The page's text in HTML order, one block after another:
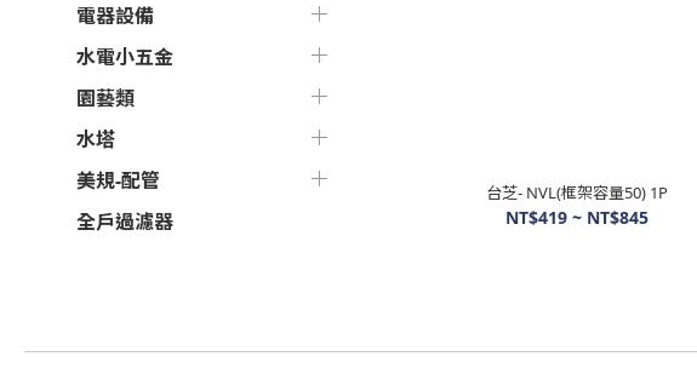
電器設備
水電小五金
園藝類
水塔
美規-配管
全戶過濾器
台芝- NVL(框架容量50) 1P
NT$419 ~ NT$845